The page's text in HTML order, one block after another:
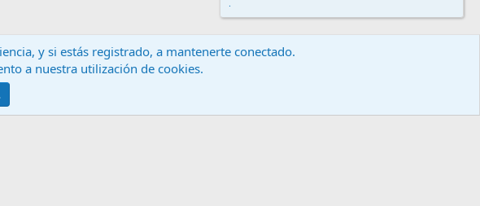
Contáctanos Términos y reglas
XenForo Ltd.
.
y si estás registrado, a mantenerte conectado.
a nuestra utilización de cookies.